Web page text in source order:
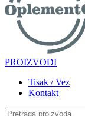
PROIZVODI
Tisak / Vez
Kontakt